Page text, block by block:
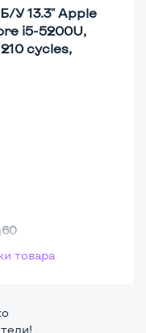
У 13.3" Apple
i5-5200U,
cycles,
60
товара